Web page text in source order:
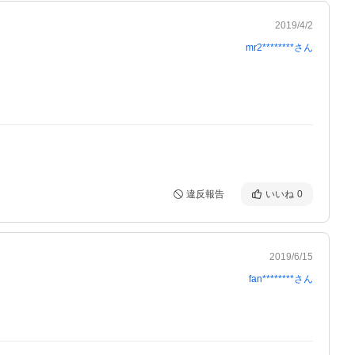
2019/4/2
mr2********さん
違反報告 いいね 0
2019/6/15
fan********さん